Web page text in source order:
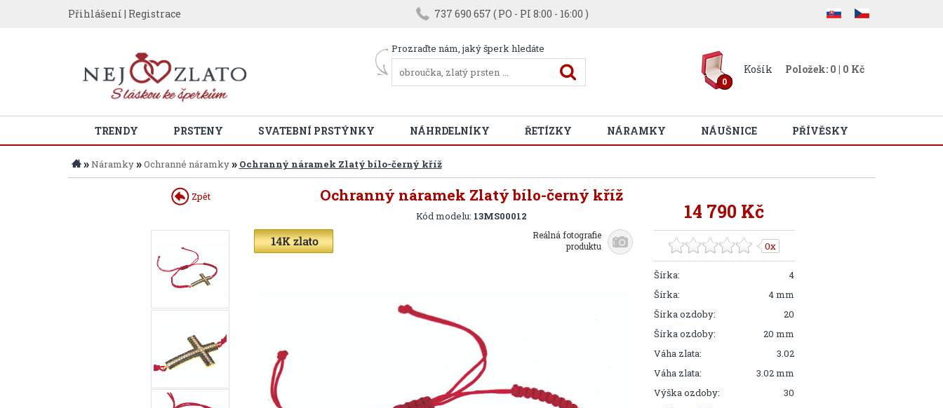
Přihlášení | Registrace 737 690 657 ( PO - PI 8:00 - 16:00 )
Prozraďte nám, jaký šperk hledáte
0
Košík Položek: 0 | 0 Kč
TRENDY PRSTENY SVATEBNÍ PRSTÝNKY NÁHRDELNÍKY ŘETÍZKY NÁRAMKY NÁUŠNICE PŘÍVĚSKY
»Náramky»Ochranné náramky» Ochranný náramek Zlatý bílo-černý kříž
Ochranný náramek Zlatý bílo-černý kříž
Kód modelu: 13MS00012
Zpět
Reálná fotografie
produktu
14 790 Kč
0x
Šírka:
4
Šírka:
4 mm
Šírka ozdoby:
20
Šírka ozdoby:
20 mm
Váha zlata:
3.02
Váha zlata:
3.02 mm
Výška ozdoby:
30